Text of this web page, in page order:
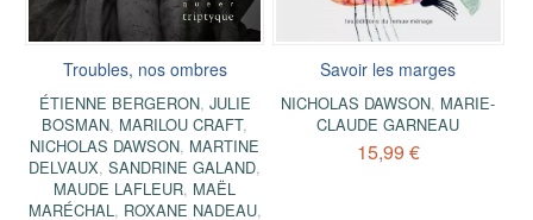
Troubles, nos ombres
ÉTIENNE BERGERON, JULIE
BOSMAN, MARILOU CRAFT,
NICHOLAS DAWSON, MARTINE
DELVAUX,SANDRINE GALAND,
MAUDE LAFLEUR, MAËL
MARÉCHAL, ROXANE NADEAU,
Savoir les marges
NICHOLAS DAWSON, MARIE-
CLAUDE GARNEAU
15,99 €